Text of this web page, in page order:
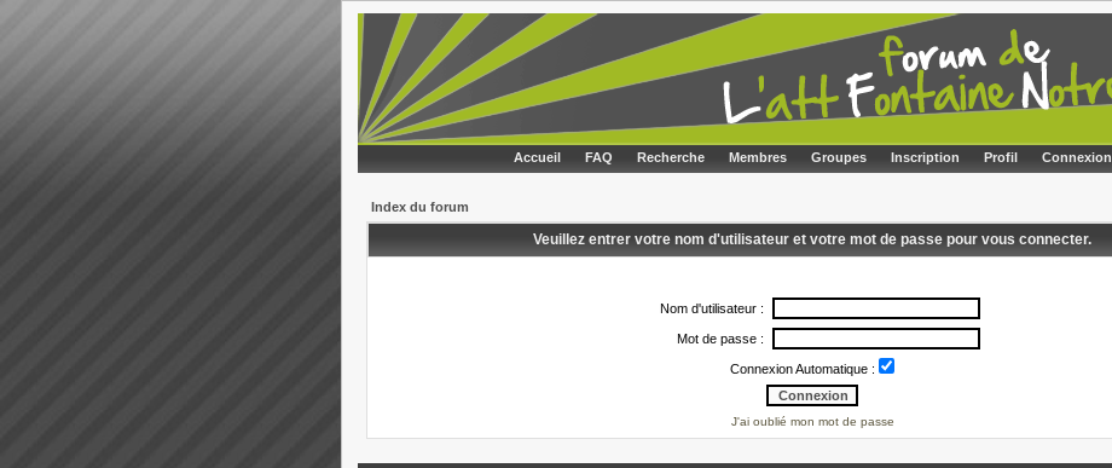
Accueil FAQ Recherche Membres Groupes Inscription Profil Connexion
Index du forum
Veuillez entrer votre nom d'utilisateur et votre mot de passe pour vous connecter.
Nom d'utilisateur :
Mot de passe :
Connexion Automatique :
J'ai oublié mon mot de passe